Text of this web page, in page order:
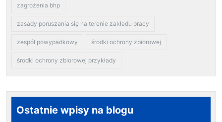
zagrożenia bhp
zasady poruszania się na terenie zakładu pracy
zespół powypadkowy środki ochrony zbiorowej
środki ochrony zbiorowej przykłady
Ostatnie wpisy na blogu